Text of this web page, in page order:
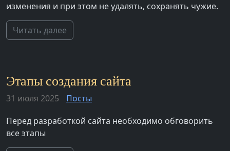
изменения и при этом не удалять, сохранять чужие.
Читать далее
Этапы создания сайта
31 июля 2025
Посты
Перед разработкой сайта необходимо обговорить
все этапы